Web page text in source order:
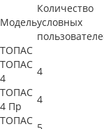
Модель
Количество
условных
ТОПАС
ТОПАС
4
4
ТОПАС
4 Пр
4
ТОПАС